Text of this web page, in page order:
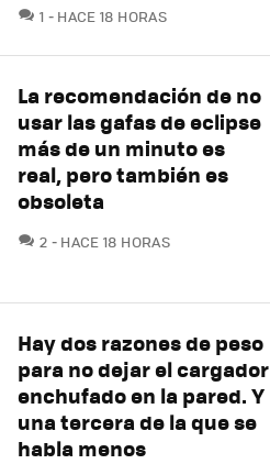
1 COMENTARIOS
HACE 18 HORAS
La recomendación de no
usar las gafas de eclipse
más de un minuto es
real, pero también es
obsoleta
2 COMENTARIOS
HACE 18 HORAS
Hay dos razones de peso
para no dejar el cargador
enchufado en la pared. Y
una tercera de la que se
habla menos